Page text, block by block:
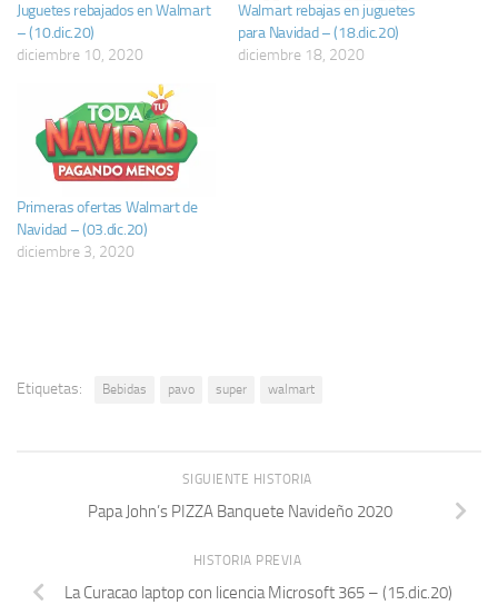
Juguetes rebajados en Walmart
– (10.dic.20)
diciembre 10, 2020
Walmart rebajas en juguetes
para Navidad – (18.dic.20)
diciembre 18, 2020
Primeras ofertas Walmart de
Navidad – (03.dic.20)
diciembre 3, 2020
Etiquetas: Bebidas pavo super walmart
SIGUIENTE HISTORIA
Papa John’s PIZZA Banquete Navideño 2020
HISTORIA PREVIA
La Curacao laptop con licencia Microsoft 365 – (15.dic.20)